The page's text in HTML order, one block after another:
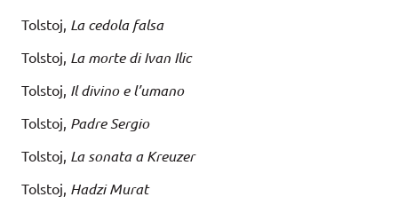
Tolstoj, La cedola falsa
Tolstoj, La morte di Ivan Ilic
Tolstoj, Il divino e l’umano
Tolstoj, Padre Sergio
Tolstoj, La sonata a Kreuzer
Tolstoj, Hadzi Murat